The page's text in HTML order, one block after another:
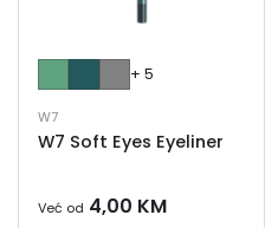
+ 5
W7
W7 Soft Eyes Eyeliner
Već od 4,00 KM